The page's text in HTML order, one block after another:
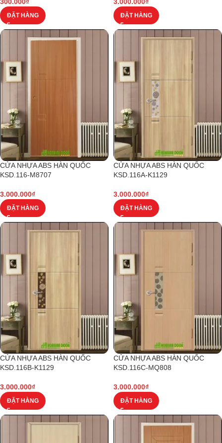
ĐẶT HÀNG ĐẶT HÀNG
CỬA NHỰA ABS HÀN QUỐC
KSD.116-M8707
3.000.000₫
ĐẶT HÀNG
CỬA NHỰA ABS HÀN QUỐC
KSD.116A-K1129
3.000.000₫
ĐẶT HÀNG
CỬA NHỰA ABS HÀN QUỐC
KSD.116B-K1129
3.000.000₫
ĐẶT HÀNG
CỬA NHỰA ABS HÀN QUỐC
KSD.116C-MQ808
3.000.000₫
ĐẶT HÀNG